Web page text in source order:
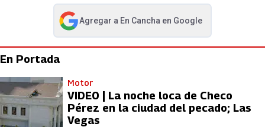
Agregar a En Cancha en Google
abre en nueva pestaña
En Portada
Motor
VIDEO | La noche loca de Checo
Pérez en la ciudad del pecado; Las
Vegas